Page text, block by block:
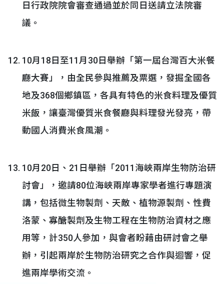
日行政院院會審查通過並於同日送請立法院審
議。
10月18日至11月30日舉辦「第一屆台灣百大米餐
廳大賽」，由全民參與推薦及票選，發掘全國各
地及368個鄉鎮區，各具有特色的米食料理及優質
米飯，讓臺灣優質米食餐廳與料理發光發亮，帶
動國人消費米食風潮。
10月20日、21日舉辦「2011海峽兩岸生物防治研
討會」，邀請80位海峽兩岸專家學者進行專題演
講，包括微生物製劑、天敵、植物源製劑、性費
洛蒙、寡醣製劑及生物工程在生物防治資材之應
用等，計350人參加，與會者盼藉由研討會之舉
辦，引起兩岸於生物防治研究之合作與迴響，促
進兩岸學術交流。